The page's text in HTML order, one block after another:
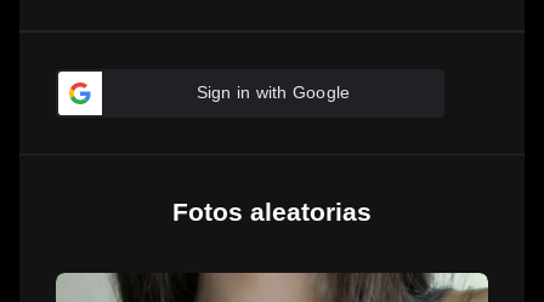
Sign in with Google
Fotos aleatorias